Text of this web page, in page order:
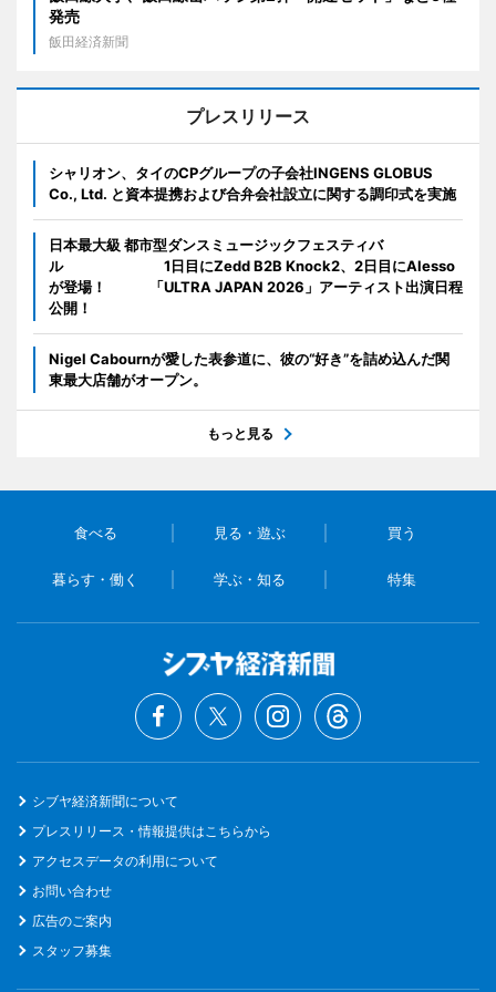
発売
飯田経済新聞
プレスリリース
シャリオン、タイのCPグループの子会社INGENS GLOBUS
Co., Ltd. と資本提携および合弁会社設立に関する調印式を実施
日本最大級 都市型ダンスミュージックフェスティバ
ル 1日目にZedd B2B Knock2、2日目にAlesso
が登場！ 「ULTRA JAPAN 2026」アーティスト出演日程
公開！
Nigel Cabournが愛した表参道に、彼の“好き”を詰め込んだ関
東最大店舗がオープン。
もっと見る
食べる 見る・遊ぶ 買う
暮らす・働く 学ぶ・知る 特集
シブヤ経済新聞について
プレスリリース・情報提供はこちらから
アクセスデータの利用について
お問い合わせ
広告のご案内
スタッフ募集